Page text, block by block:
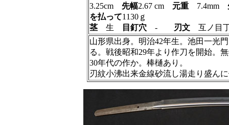
3.25cm 先幅2.67 cm 元重 7.4mm
を払って1130ｇ
茎 生 目釘穴 ‐ 刃文 互ノ目
山形県出身。明治42年生。池田一光
る。戦後昭和29年より作刀を開始。
30年代の作か。棒樋あり。
刃紋小沸出来金線砂流し湯走り盛ん